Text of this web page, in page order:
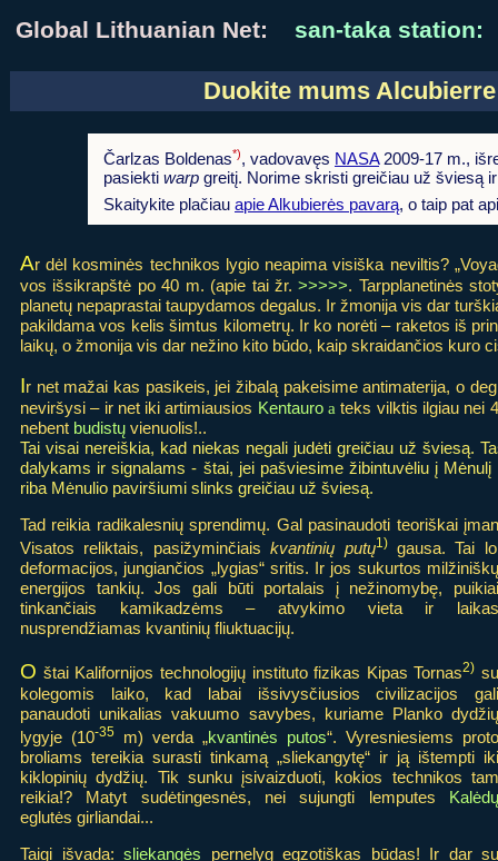
Global Lithuanian Net: san-taka station:
Duokite mums
Čarlzas Boldenas*), vadovavęs NASA2009-17 m.,
pasiekti warp greitį. Norime skristi greičiau už šviesą
Skaitykite plačiau apie Alkubierės pavarą, o taip pat
Ar dėl kosminės technikos lygio neapima visiška neviltis?
vos išsikrapštė po 40 m. (apie tai žr.>>>>>. Tarpplanetinės
planetų nepaprastai taupydamos degalus. Ir žmonija vis dar
pakildama vos kelis šimtus kilometrų. Ir ko norėti – raketos iš
laikų, o žmonija vis dar nežino kito būdo, kaip skraidančios kuro
Ir net mažai kas pasikeis, jei žibalą pakeisime antimaterija, o
neviršysi – ir net iki artimiausios Kentauroa teks vilktis ilgiau nei
nebent budistų vienuolis!..
Tai visai nereiškia, kad niekas negali judėti greičiau už šviesą.
dalykams ir signalams - štai, jei pašviesime žibintuvėliu į
riba Mėnulio paviršiumi slinks greičiau už šviesą.
Tad reikia radikalesnių sprendimų. Gal pasinaudoti teoriškai
Visatos reliktais, pasižyminčiaiskvantinių putų1)gausa. Tai
deformacijos, jungiančios „lygias“ sritis. Ir jos sukurtos milžiniškų
energijos tankių. Jos gali būti portalais į nežinomybę, puikiai
tinkančiais kamikadzėms – atvykimo vieta ir laikas
nusprendžiamas kvantinių fliuktuacijų.
O štai Kalifornijos technologijų instituto fizikas Kipas Tornas2) su
kolegomis laiko, kad labai išsivysčiusios civilizacijos gali
panaudoti unikalias vakuumo savybes, kuriame Planko dydžių
lygyje (10-35 m) verda „kvantinės putos“. Vyresniesiems proto
broliams tereikia surasti tinkamą „sliekangytę“ ir ją ištempti iki
kiklopinių dydžių. Tik sunku įsivaizduoti, kokios technikos tam
reikia!? Matyt sudėtingesnės, nei sujungti lemputes Kalėdų
eglutės girliandai...
Taigi išvada: sliekangės pernelyg egzotiškas būdas! Ir dar su